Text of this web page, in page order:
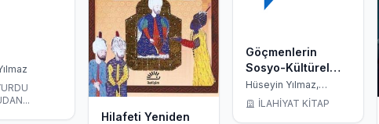
Hilafeti Yeniden
Göçmenlerin
Sosyo-Kültürel
Uyumuna Katkısı
Açısından Din
Hüseyin Yılmaz,
Muhammed Emin
Şimşek
İLAHİYAT KİTAP